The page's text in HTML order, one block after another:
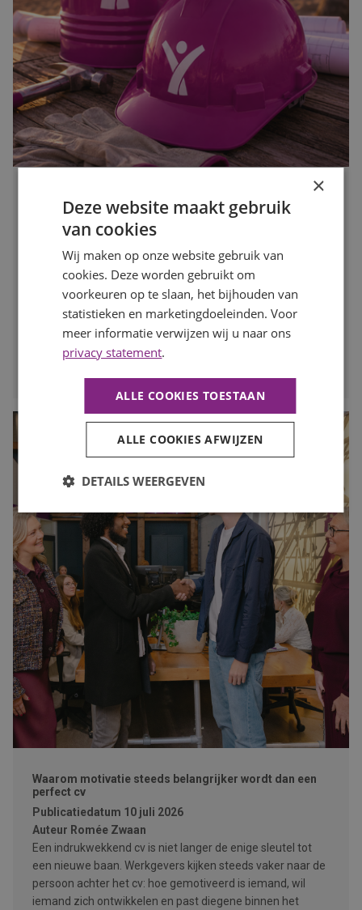
naar een nieuwe baan
Publicatiedatum 27 juli 2026
Auteur Mayra Wokke
Veel mensen denken dat solliciteren tijdens de bouwvak
weinig zin heeft. Toch is juist deze periode een slim
moment om op zoek te gaan naar een nieuwe baan. In
deze blog lees je waarom.
LEES MEER
Waarom motivatie steeds belangrijker wordt dan een
perfect cv
Publicatiedatum 10 juli 2026
Auteur Romée Zwaan
Een indrukwekkend cv is niet langer de enige sleutel tot
een nieuwe baan. Werkgevers kijken steeds vaker naar de
persoon achter het cv: hoe gemotiveerd is iemand, wil
iemand zich ontwikkelen en past diegene binnen het
×
Deze website maakt gebruik
van cookies
Wij maken op onze website gebruik van
cookies. Deze worden gebruikt om
voorkeuren op te slaan, het bijhouden van
statistieken en marketingdoeleinden. Voor
meer informatie verwijzen wij u naar ons
privacy statement.
ALLE COOKIES TOESTAAN
ALLE COOKIES AFWIJZEN
DETAILS WEERGEVEN